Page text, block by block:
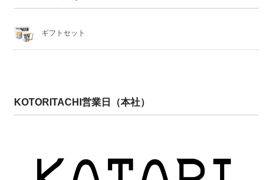
ギフトセット
KOTORITACHI営業日（本社）